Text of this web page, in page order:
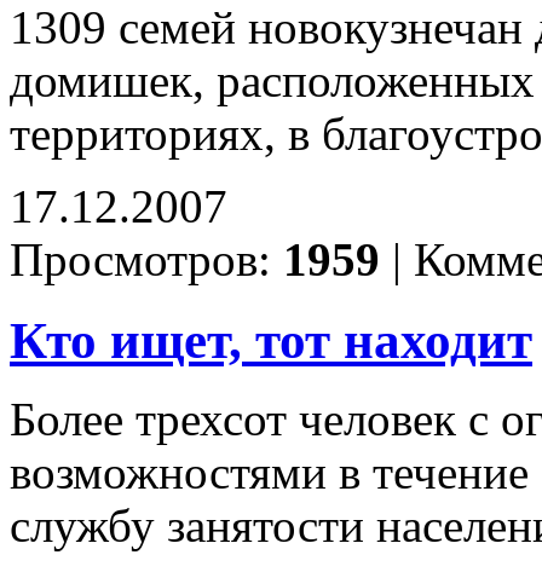
1309 семей
домишек,
территориях, в
17.12.2007
Просмотров: 1959 |
Кто ищет, тот находит
Более трехсот человек с
возможностями в
службу занятости